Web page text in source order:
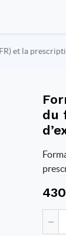
et la
du